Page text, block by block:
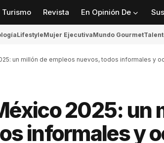
Turismo Revista En Opinión De
LifestyleMujer EjecutivaMundo Gourmet
un millón de empleos nuevos, todos informales y
2025: un
informales y